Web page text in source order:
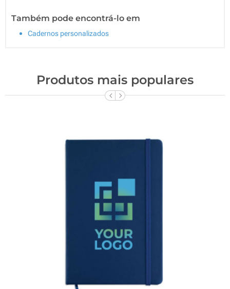
Também pode encontrá-lo em
Cadernos personalizados
Produtos mais populares